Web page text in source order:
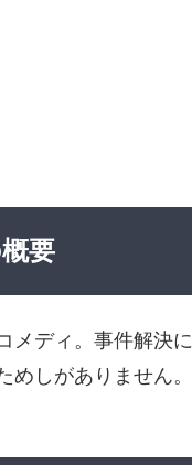
要
メディ。事件解決に
しがありません。